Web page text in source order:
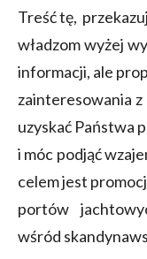
Treść tę,
władzom wyżej
informacji, ale
zainteresowania z
uzyskać Państwa
i móc podjąć
celem jest
portów
wśród